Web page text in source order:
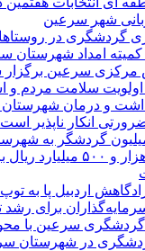
شهر سرعین
گردشگری در
امداد شهرستان
مرکزی سرعین برگزار
سلامت مردم و
و درمان شهرستان
انکار ناپذیر است
گردشگر به
استانداراردبیل: سه هزار
اردبیل پا به
برای رشد
سرعین با
در شهرستان